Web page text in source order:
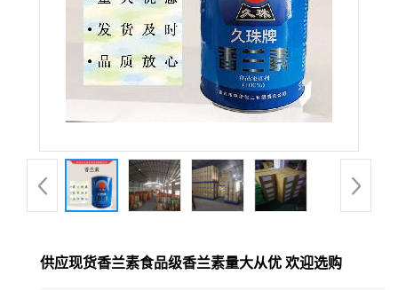
供应现货香兰素食品级香兰素量大从优 欢迎选购